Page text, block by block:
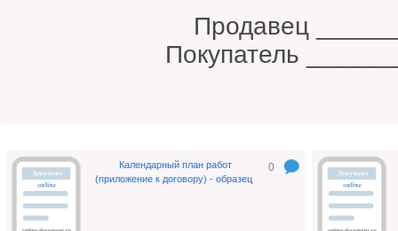
Продавец
Покупатель
0
Календарный план работ
(приложение к договору) - образец